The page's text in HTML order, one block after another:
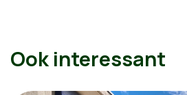
Ook interessant